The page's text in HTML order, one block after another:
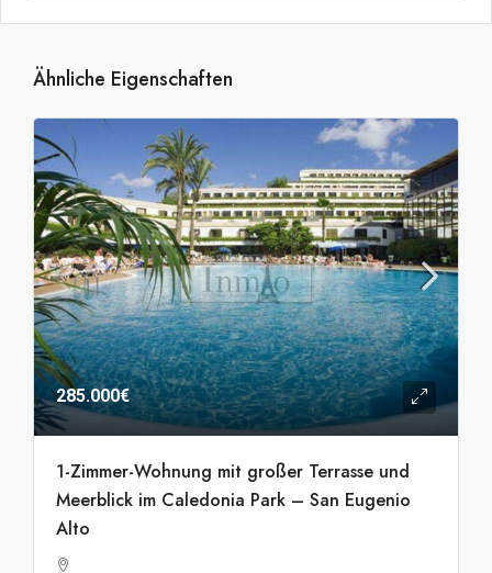
Ähnliche Eigenschaften
285.000€
1-Zimmer-Wohnung mit großer Terrasse und
Meerblick im Caledonia Park – San Eugenio
Alto